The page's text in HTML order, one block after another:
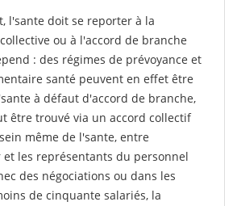
l'sante doit se reporter à la
ou à l'accord de branche
: des régimes de prévoyance et
santé peuvent en effet être
à défaut d'accord de branche,
être trouvé via un accord collectif
même de l'sante, entre
et les représentants du personnel
des négociations ou dans les
de cinquante salariés, la